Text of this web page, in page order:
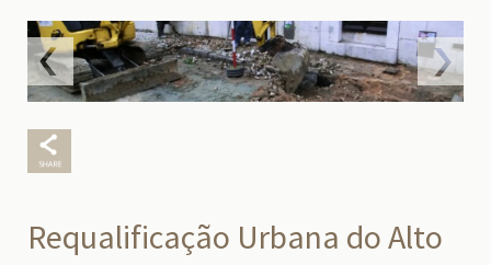
Requalificação Urbana do Alto